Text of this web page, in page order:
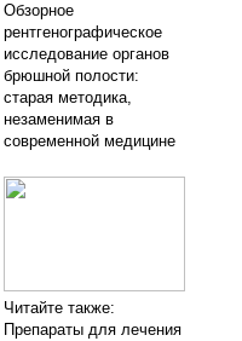
Обзорное
рентгенографическое
исследование органов
брюшной полости:
старая методика,
незаменимая в
современной медицине
Читайте также:
Препараты для лечения